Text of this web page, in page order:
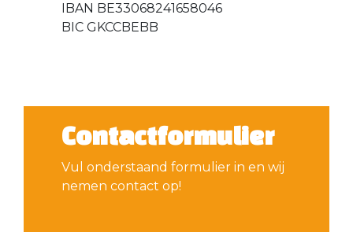
IBAN BE33068241658046
BIC GKCCBEBB
Contactformulier
Vul onderstaand formulier in en wij
nemen contact op!